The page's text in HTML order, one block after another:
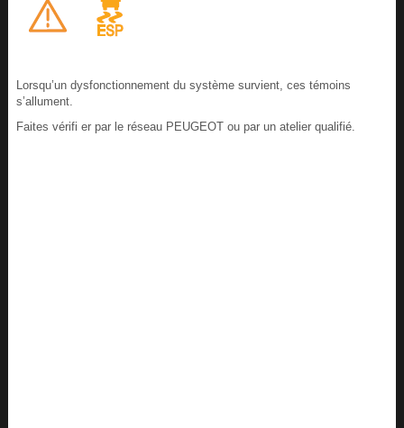
Lorsqu’un dysfonctionnement du système survient, ces témoins
s’allument.
Faites vérifi er par le réseau PEUGEOT ou par un atelier qualifié.